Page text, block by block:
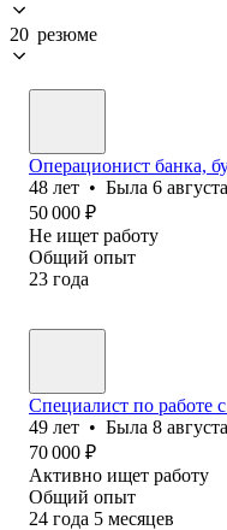
20 резюме
Операционист банка,
48 лет • Была 6 августа
50 000 ₽
Не ищет работу
Общий опыт
23 года
Специалист по работе
49 лет • Была 8 августа
70 000 ₽
Активно ищет работу
Общий опыт
24 года 5 месяцев